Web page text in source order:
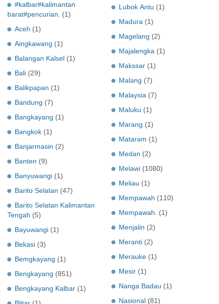
#kalbar#kalimantan
barat#pencurian.
(1)
Aceh (1)
Aingkawang (1)
Balangan Kalsel (1)
Bali (29)
Balikpapan (1)
Bandung (7)
Bangkayang (1)
Bangkok (1)
Banjarmasin (2)
Banten (9)
Banyuwangi (1)
Barito Selatan (47)
Barito Selatan Kalimantan
Tengah (5)
Bayuwangi (1)
Bekasi (3)
Bemgkayang (1)
Bengkayang (851)
Bengkayang Kalbar (1)
Lubok Antu (1)
Madura (1)
Magelang (2)
Majalengka (1)
Makssar (1)
Malang (7)
Malaysia (7)
Maluku (1)
Marang (1)
Mataram (1)
Medan (2)
Melawi (1080)
Meliau (1)
Mempawah (110)
Mempawah.
(1)
Menjalin (2)
Meranti (2)
Merauke (1)
Mesir (1)
Nanga Badau (1)
Nasional (81)